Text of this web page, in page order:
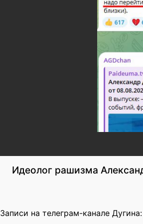
Идеолог рашизма
Записи на телеграм-канале Дугина: